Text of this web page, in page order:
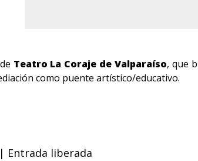
Teatro La Coraje de Valparaíso, que
como puente artístico/educativo.
Entrada liberada